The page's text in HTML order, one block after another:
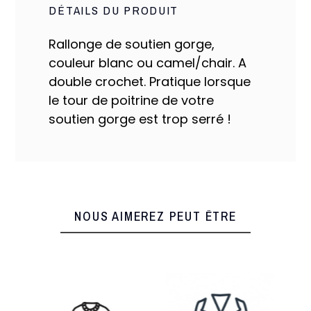
DÉTAILS DU PRODUIT
Rallonge de soutien gorge,
couleur blanc ou camel/chair. A
double crochet. Pratique lorsque
le tour de poitrine de votre
soutien gorge est trop serré !
Marque Made PRC
Référence 06813
En stock 7 Produits
NOUS AIMEREZ PEUT ÊTRE